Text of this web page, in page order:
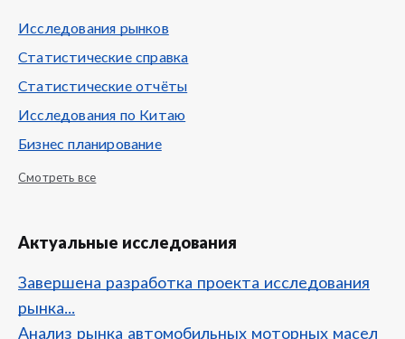
Исследования рынков
Статистические справка
Статистические отчёты
Исследования по Китаю
Бизнес планирование
Смотреть все
Актуальные исследования
Завершена разработка проекта исследования
рынка...
Анализ рынка автомобильных моторных масел